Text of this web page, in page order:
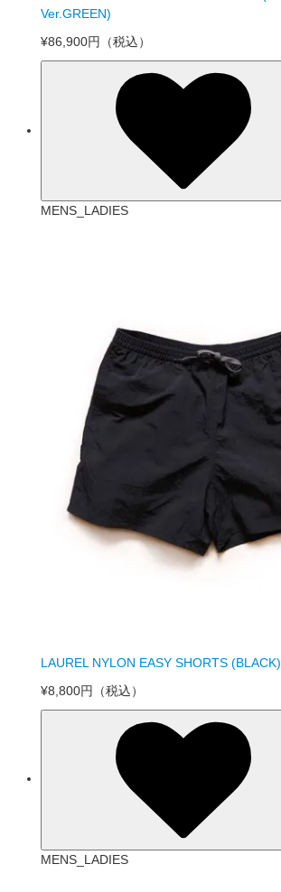
Ver.GREEN)
¥86,900円
（税込）
MENS_LADIES
LAUREL NYLON EASY SHORTS (BLACK)
¥8,800円 （税込）
MENS_LADIES